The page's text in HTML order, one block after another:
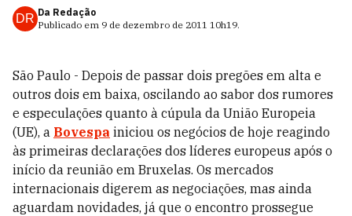
DR Da Redação
Publicado em 9 de dezembro de 2011 10h19.
São Paulo - Depois de passar dois pregões em alta e
outros dois em baixa, oscilando ao sabor dos rumores
e especulações quanto à cúpula da União Europeia
(UE), a Bovespa iniciou os negócios de hoje reagindo
às primeiras declarações dos líderes europeus após o
início da reunião em Bruxelas. Os mercados
internacionais digerem as negociações, mas ainda
aguardam novidades, já que o encontro prossegue